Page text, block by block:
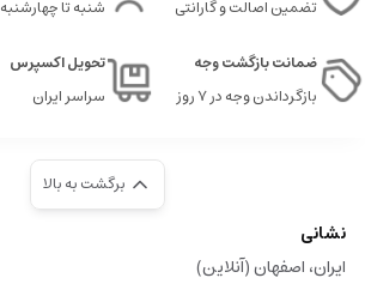
تضمین اصالت و گارانتی
شنبه تا چهارشنبه
ضمانت بازگشت وجه
بازگرداندن وجه در ۷ روز
تحویل اکسپرس
سراسر ایران
برگشت به بالا
نشانی
ایران، اصفهان (آنلاین)